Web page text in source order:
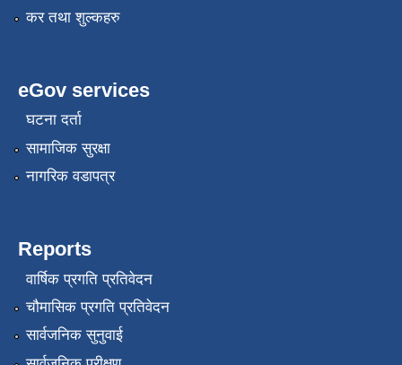
कर तथा शुल्कहरु
eGov services
घटना दर्ता
सामाजिक सुरक्षा
नागरिक वडापत्र
Reports
वार्षिक प्रगति प्रतिवेदन
चौमासिक प्रगति प्रतिवेदन
सार्वजनिक सुनुवाई